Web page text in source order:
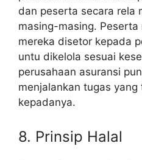
dan peserta secara rela
masing-masing. Peserta
mereka disetor kepada
untu dikelola sesuai
perusahaan asuransi
menjalankan tugas
kepadanya.
8. Prinsip Halal